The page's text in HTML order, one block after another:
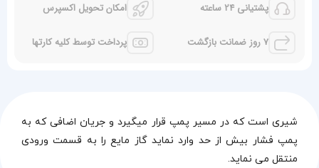
پشتیانی 24 ساعته امکان تحویل اکسپرس
7 روز ضمانت بازگشت پرداخت توسط کلیه کارتها
شیری است که در مسیر پمپ قرار میگیرد و جریان اضافی که به
پمپ فشار بیش از حد وارد نماید گاز مایع را به قسمت ورودی
منتقل می نماید.